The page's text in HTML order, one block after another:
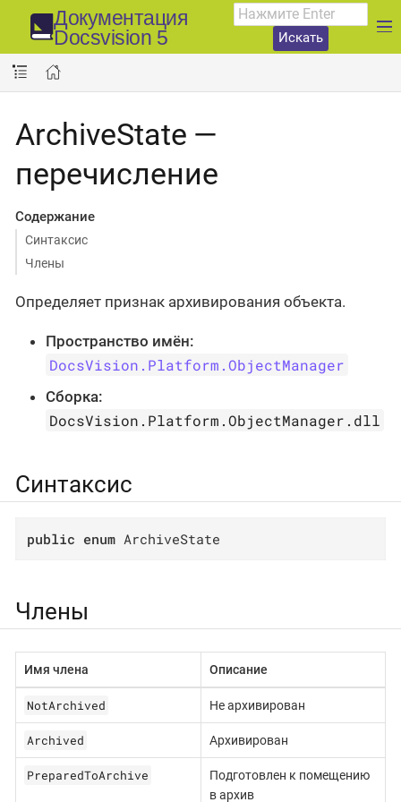
Документация
Docsvision 5
Искать
ArchiveState —
перечисление
Содержание
Синтаксис
Члены
Определяет признак архивирования объекта.
Пространство имён:
DocsVision.Platform.ObjectManager
Сборка:
DocsVision.Platform.ObjectManager.dll
Синтаксис
public enum ArchiveState
Члены
Имя члена Описание
NotArchived Не архивирован
Archived Архивирован
PreparedToArchive
Подготовлен к помещению
в архив